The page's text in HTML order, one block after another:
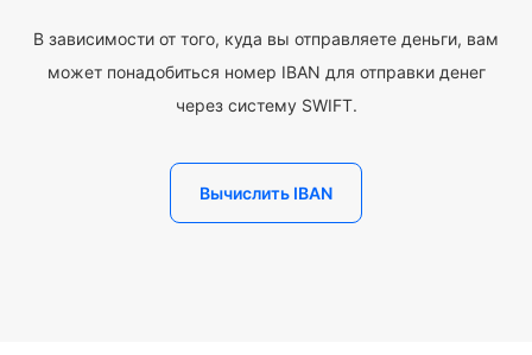
В зависимости от того, куда вы отправляете деньги, вам
может понадобиться номер IBAN для отправки денег
через систему SWIFT.
Вычислить IBAN